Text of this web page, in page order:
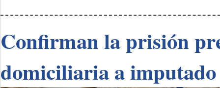
Confirman la prisión
domiciliaria a